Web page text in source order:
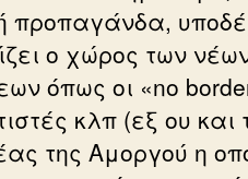
προπαγάνδα,
ο χώρος των
όπως οι «no
κλπ (εξ ου
της Αμοργού η